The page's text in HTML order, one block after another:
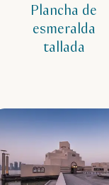
Plancha de
esmeralda
tallada